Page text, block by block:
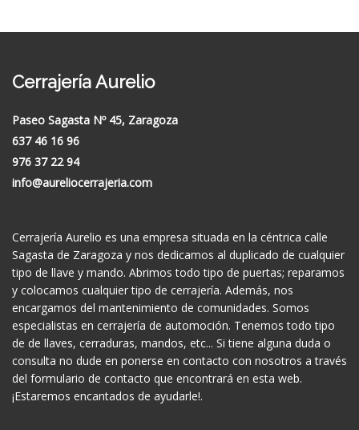
Cerrajería Aurelio
Paseo Sagasta Nº 45, Zaragoza
637 46 16 96
976 37 22 94
info@aureliocerrajeria.com
Cerrajería Aurelio es una empresa situada en la céntrica calle
Sagasta de Zaragoza y nos dedicamos al duplicado de cualquier
tipo de llave y mando. Abrimos todo tipo de puertas; reparamos
y colocamos cualquier tipo de cerrajería. Además, nos
encargamos del mantenimiento de comunidades. Somos
especialistas en cerrajería de automoción. Tenemos todo tipo
de de llaves, cerraduras, mandos, etc... Si tiene alguna duda o
consulta no dude en ponerse en contacto con nosotros a través
del formulario de contacto que encontrará en esta web.
¡Estaremos encantados de ayudarle!.